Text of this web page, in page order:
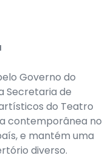
Governo do
Secretaria de
do Teatro
contemporânea no
e mantém uma
diverso.